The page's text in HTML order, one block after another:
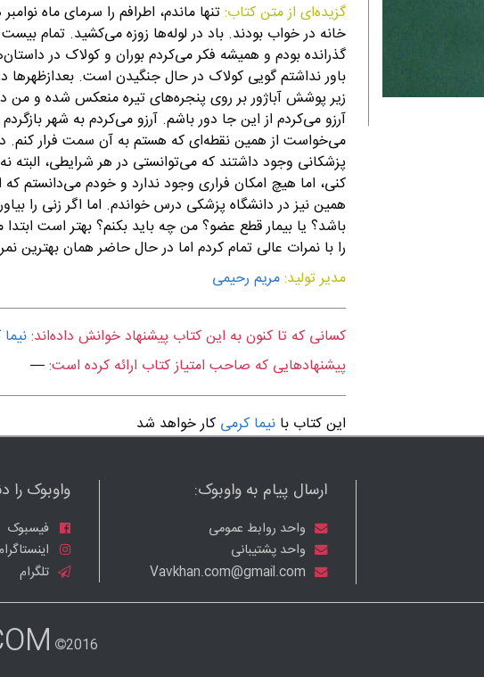
گزیده‌ای از متن کتاب:تنها ماندم، اطرافم را سرمای ماه
خانه در خواب بودند. باد در لوله‌ها زوزه می‌کشید. تمام
گذرانده بودم و همیشه فکر می‌کردم بوران و کولاک در
باور نداشتم گویی کولاک در حال جنگیدن است. بعدازظهرها
زیر پوشش آباژور بر روی پنجره‌های تیره منعکس شده و
آرزو می‌کردم از این جا دور باشم. آرزو می‌کردم به شهر
می‌خواست از همین نقطه‌ای که هستم به آن سمت فرار کنم.
پزشکانی وجود داشتند که می‌توانستی در هر شرایطی،
کنی، اما هیچ امکان فراری وجود ندارد و خودم می‌دانستم
همین نیز در دانشگاه پزشکی درس خواندم. اما اگر زنی را
باشد؟ یا بیمار قطع عضو؟ من چه باید بکنم؟ بهتر است
را با نمرات عالی تمام کردم اما در حال حاضر همان
مدیر تولید:مریم رحیمی
کسانی که تا کنون به این کتاب پیشنهاد خوانش داده‌اند:
پیشنهادهایی که صاحب امتیاز کتاب ارائه کرده است:—
این کتاب با نیما کرمی کار خواهد شد
ارسال پیام به واوبوک:
واحد روابط عمومی
واحد پشتیبانی
واوبوک را
فیسبوک
تلگرام
2016